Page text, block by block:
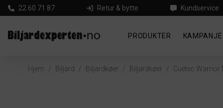
22 60 71 87 Retur & bytte Kundservice
PRODUKTER KAMPANJE
Hjem / Biljard / Biljardkøer / Biljardkøer / Cuetec Warrior